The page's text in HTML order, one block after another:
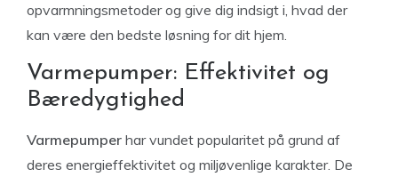
opvarmningsmetoder og give dig indsigt i, hvad der
kan være den bedste løsning for dit hjem.
Varmepumper: Effektivitet og
Bæredygtighed
Varmepumper har vundet popularitet på grund af
deres energieffektivitet og miljøvenlige karakter. De